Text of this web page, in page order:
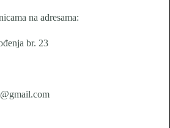
na adresama:
br. 23